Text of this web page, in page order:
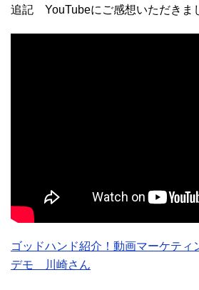
追記 YouTubeにご感想いただきま
ゴッドハンド紹介！動画マーケテ
デモ 川崎さん